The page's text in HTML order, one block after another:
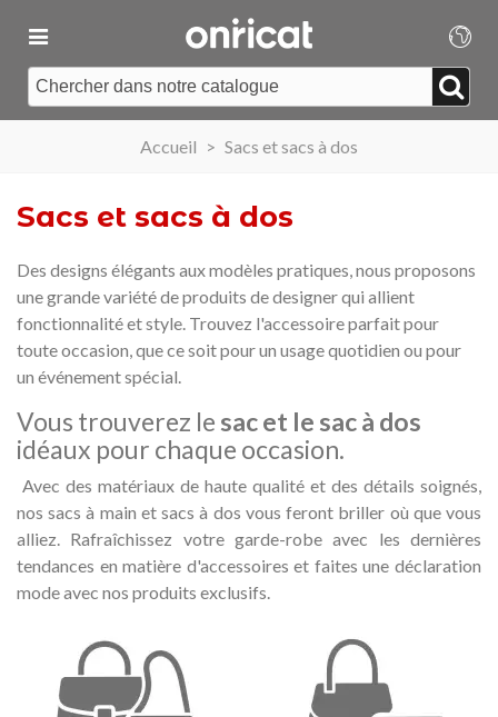
Accueil > Sacs et sacs à dos
Sacs et sacs à dos
Des designs élégants aux modèles pratiques, nous proposons
une grande variété de produits de designer qui allient
fonctionnalité et style. Trouvez l'accessoire parfait pour
toute occasion, que ce soit pour un usage quotidien ou pour
un événement spécial.
Vous trouverez le sac et le sac à dos
idéaux pour chaque occasion.
Avec des matériaux de haute qualité et des détails soignés,
nos sacs à main et sacs à dos vous feront briller où que vous
alliez. Rafraîchissez votre garde-robe avec les dernières
tendances en matière d'accessoires et faites une déclaration
mode avec nos produits exclusifs.
Médaille commémorative Gaudí
2026 – Édition limitée
NEUF
Ajouter au panier
Motxilla Stivibags
149,00 €